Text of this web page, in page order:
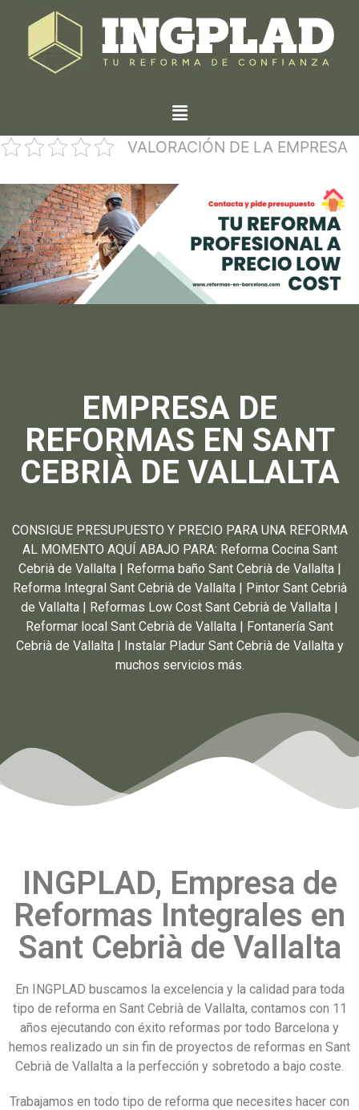
VALORACIÓN DE LA EMPRESA
EMPRESA DE
REFORMAS EN SANT
CEBRIÀ DE VALLALTA
CONSIGUE PRESUPUESTO Y PRECIO PARA UNA REFORMA
AL MOMENTO AQUÍ ABAJO PARA: Reforma Cocina Sant
Cebrià de Vallalta | Reforma baño Sant Cebrià de Vallalta |
Reforma Integral Sant Cebrià de Vallalta | Pintor Sant Cebrià
de Vallalta | Reformas Low Cost Sant Cebrià de Vallalta |
Reformar local Sant Cebrià de Vallalta | Fontanería Sant
Cebrià de Vallalta | Instalar Pladur Sant Cebrià de Vallalta y
muchos servicios más.
INGPLAD, Empresa de
Reformas Integrales en
Sant Cebrià de Vallalta
En INGPLAD buscamos la excelencia y la calidad para toda
tipo de reforma en Sant Cebrià de Vallalta, contamos con 11
años ejecutando con éxito reformas por todo Barcelona y
hemos realizado un sin fin de proyectos de reformas en Sant
Cebrià de Vallalta a la perfección y sobretodo a bajo coste.
Trabajamos en todo tipo de reforma que necesites hacer con